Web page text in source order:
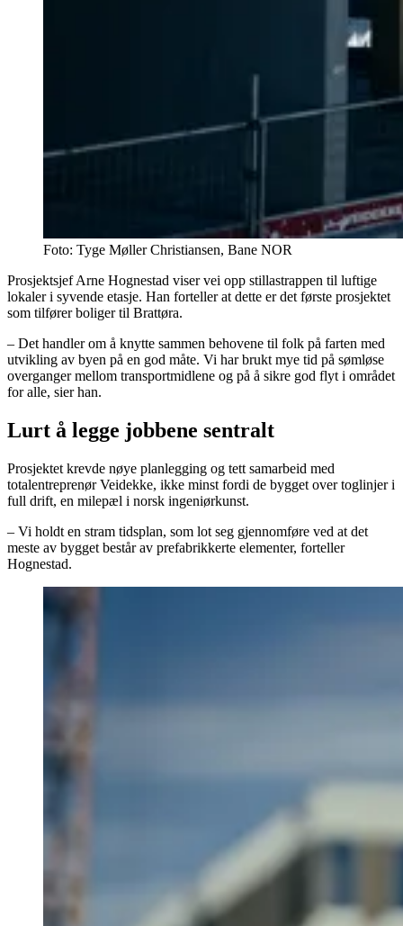
Foto: Tyge Møller Christiansen, Bane NOR
Prosjektsjef Arne Hognestad viser vei opp stillastrappen til luftige
lokaler i syvende etasje. Han forteller at dette er det første prosjektet
som tilfører boliger til Brattøra.
– Det handler om å knytte sammen behovene til folk på farten med
utvikling av byen på en god måte. Vi har brukt mye tid på sømløse
overganger mellom transportmidlene og på å sikre god flyt i området
for alle, sier han.
Lurt å legge jobbene sentralt
Prosjektet krevde nøye planlegging og tett samarbeid med
totalentreprenør Veidekke, ikke minst fordi de bygget over toglinjer i
full drift, en milepæl i norsk ingeniørkunst.
– Vi holdt en stram tidsplan, som lot seg gjennomføre ved at det
meste av bygget består av prefabrikkerte elementer, forteller
Hognestad.